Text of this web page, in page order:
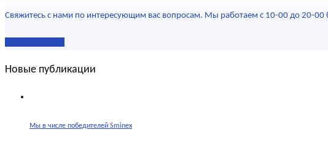
Свяжитесь с нами по интересующим вас вопросам. Мы работаем с 10-00 до 20-00
Новые публикации
Мы в числе победителей Sminex